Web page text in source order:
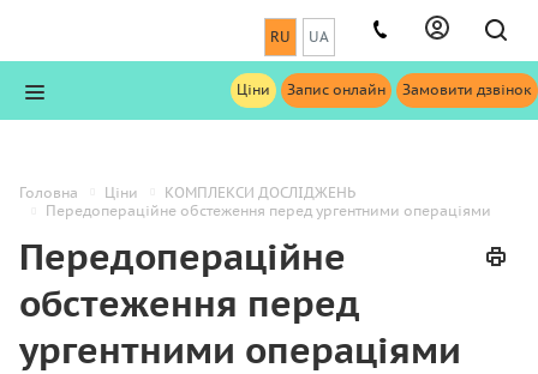
RU UA
Ціни Запис онлайн Замовити дзвінок
Головна Ціни
КОМПЛЕКСИ ДОСЛІДЖЕНЬ
Передопераційне обстеження перед ургентними операціями
Передопераційне
обстеження перед
ургентними операціями